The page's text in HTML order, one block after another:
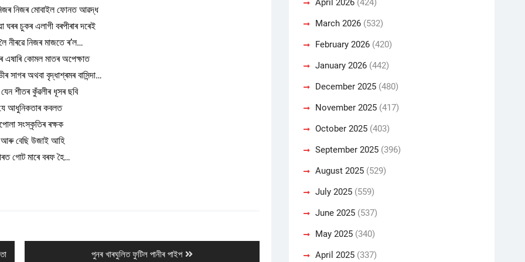
নিজৰ মোবাইল ফোনত আৱদ্ধ
চুকৰ এলাগী বৰপীৰাৰ দৰেই
নীৰৱে নিজৰ মাজতে ৰ’ল…
এষাৰি কোমল মাতৰ অপেক্ষাত
সাগৰ অথবা বৃদ্ধাশ্ৰমৰ বাসিন্দা…
শীতৰ কুঁৱলীৰ ধূসৰ ছবি
আধুনিকতাৰ কবলত
সংস্কৃতিৰ ৰক্ষক
আৰু বেছি উজাই আহি
গোট মাৰে বৰফ হৈ…
Next
পুনৰ খাৰঘুলিত ফুটিল পানীৰ পাইপ
April 2026 (424)
March 2026 (532)
February 2026 (420)
January 2026 (442)
December 2025 (480)
November 2025 (417)
October 2025 (403)
September 2025 (396)
August 2025 (529)
July 2025 (559)
June 2025 (537)
May 2025 (340)
April 2025 (337)